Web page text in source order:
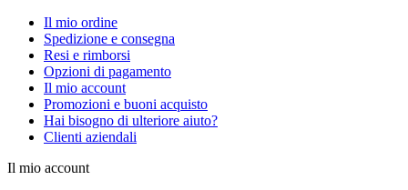
Il mio ordine
Spedizione e consegna
Resi e rimborsi
Opzioni di pagamento
Il mio account
Promozioni e buoni acquisto
Hai bisogno di ulteriore aiuto?
Clienti aziendali
Il mio account